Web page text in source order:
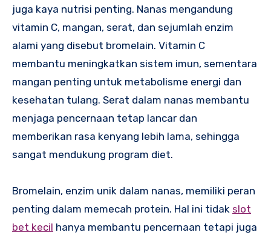
juga kaya nutrisi penting. Nanas mengandung
vitamin C, mangan, serat, dan sejumlah enzim
alami yang disebut bromelain. Vitamin C
membantu meningkatkan sistem imun, sementara
mangan penting untuk metabolisme energi dan
kesehatan tulang. Serat dalam nanas membantu
menjaga pencernaan tetap lancar dan
memberikan rasa kenyang lebih lama, sehingga
sangat mendukung program diet.
Bromelain, enzim unik dalam nanas, memiliki peran
penting dalam memecah protein. Hal ini tidak slot
bet kecil hanya membantu pencernaan tetapi juga